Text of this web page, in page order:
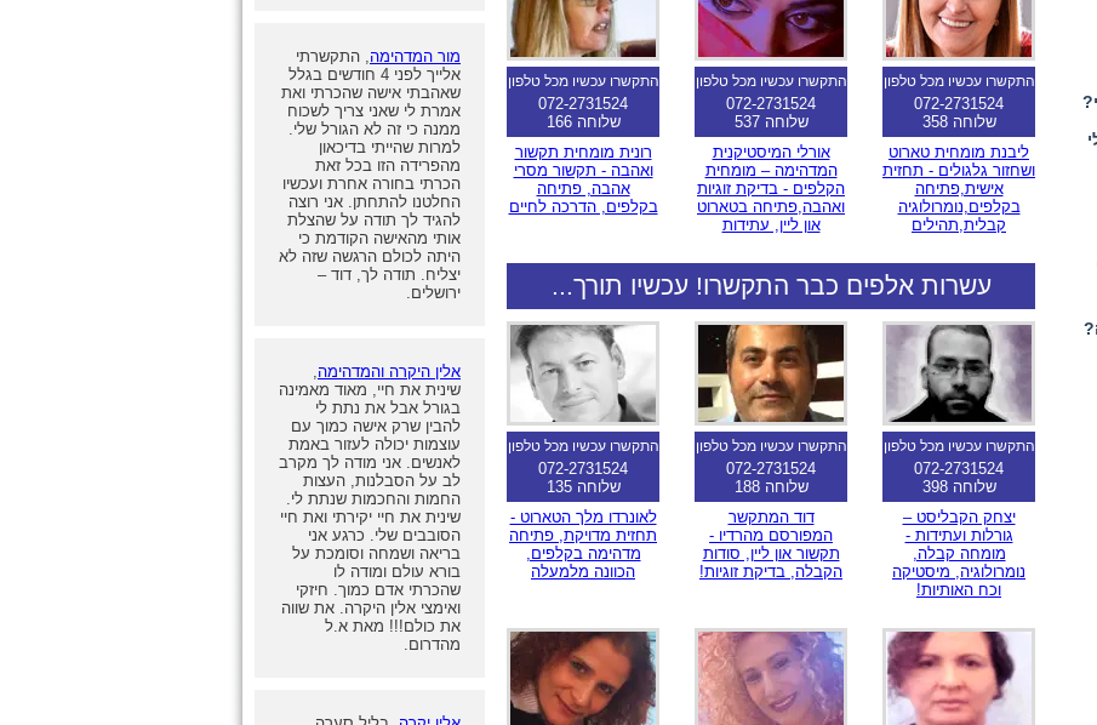
התקשרו עכשיו מכל טלפון
072-2731524
שלוחה 358
ליבנת מומחית טארוט
ושחזור גלגולים - תחזית
אישית,פתיחה
בקלפים,נומרולוגיה
קבלית,תהילים
התקשרו עכשיו מכל טלפון
072-2731524
שלוחה 537
אורלי המיסטיקנית
המדהימה – מומחית
הקלפים - בדיקת זוגיות
ואהבה,פתיחה בטארוט
און ליין, עתידות
התקשרו עכשיו מכל טלפון
072-2731524
שלוחה 166
רונית מומחית תקשור
ואהבה - תקשור מסרי
אהבה, פתיחה
בקלפים, הדרכה לחיים
עשרות אלפים כבר התקשרו! עכשיו תורך...
התקשרו עכשיו מכל טלפון
072-2731524
שלוחה 398
יצחק הקבליסט –
גורלות ועתידות -
מומחה קבלה,
נומרולוגיה, מיסטיקה
וכח האותיות!
התקשרו עכשיו מכל טלפון
072-2731524
שלוחה 188
דוד המתקשר
המפורסם מהרדיו -
תקשור און ליין, סודות
הקבלה, בדיקת זוגיות!
התקשרו עכשיו מכל טלפון
072-2731524
שלוחה 135
לאונרדו מלך הטארוט -
תחזית מדויקת, פתיחה
מדהימה בקלפים,
הכוונה מלמעלה
מור המדהימה, התקשרתי
אלייך לפני 4 חודשים בגלל
שאהבתי אישה שהכרתי ואת
אמרת לי שאני צריך לשכוח
ממנה כי זה לא הגורל שלי.
למרות שהייתי בדיכאון
מהפרידה הזו בכל זאת
הכרתי בחורה אחרת ועכשיו
החלטנו להתחתן. אני רוצה
להגיד לך תודה על שהצלת
אותי מהאישה הקודמת כי
היתה לכולם הרגשה שזה לא
יצליח. תודה לך, דוד –
ירושלים.
אלין היקרה והמדהימה,
שינית את חיי, מאוד מאמינה
בגורל אבל את נתת לי
להבין שרק אישה כמוך עם
עוצמות יכולה לעזור באמת
לאנשים. אני מודה לך מקרב
לב על הסבלנות, העצות
החמות והחכמות שנתת לי.
שינית את חיי יקירתי ואת חיי
הסובבים שלי. כרגע אני
בריאה ושמחה וסומכת על
בורא עולם ומודה לו
שהכרתי אדם כמוך. חיזקי
ואימצי אלין היקרה. את שווה
את כולם!!! מאת א.ל
מהדרום.